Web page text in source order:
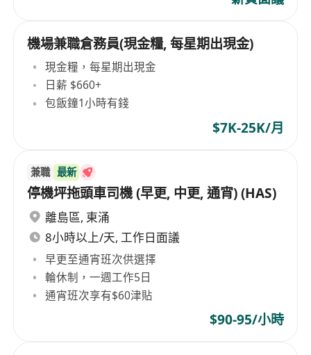
機場兼職倉務員(現金糧, 每星期出現金)
現金糧，每星期出現金
日薪 $660+
包飯鐘1小時有錢
$7K-25K/月
兼職 最新
停機坪拖頭車司機 (早更, 中更, 通宵) (HAS)
離島區, 東涌
8小時以上/天, 工作日面議
早更至通宵班次供選擇
輪休制，一週工作5日
通宵班次享有$60津貼
$90-95/小時